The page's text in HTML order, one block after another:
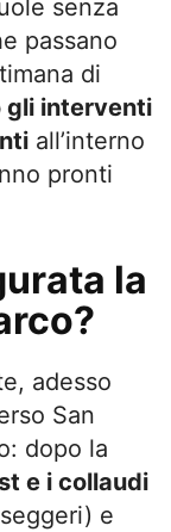
senza
passano
di
gli interventi
all’interno
pronti
la
adesso
San
dopo la
e i collaudi
e